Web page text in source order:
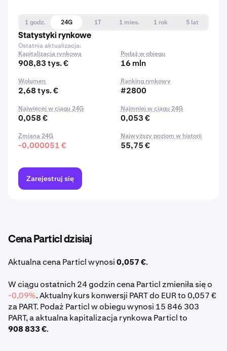
1 godz. 24G 1T 1 mies. 1 rok
5 lat
Statystyki rynkowe
Ostatnia aktualizacja:
Kapitalizacja rynkowa
908,83 tys. €
Podaż w obiegu
16 mln
Wolumen
2,68 tys. €
Ranking rynkowy
#2800
Najwięcej w ciągu 24G
0,058 €
Najmniej w ciągu 24G
0,053 €
Zmiana 24G
-0,000051 €
Najwyższy poziom w historii
55,75 €
Zarejestruj się
Cena Particl dzisiaj
Aktualna cena Particl wynosi0,057 €.
W ciągu ostatnich 24 godzin cena Particl zmieniła się o
-0,09%. Aktualny kurs konwersji PART do EUR to 0,057 €
za PART. Podaż Particl w obiegu wynosi 15 846 303
PART, a aktualna kapitalizacja rynkowa Particl to
908 833 €.